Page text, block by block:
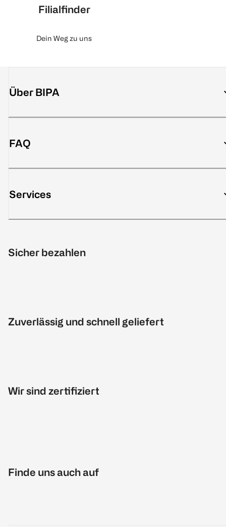
Filialfinder
Dein Weg zu uns
Über BIPA
FAQ
Services
Sicher bezahlen
Zuverlässig und schnell geliefert
Wir sind zertifiziert
Finde uns auch auf